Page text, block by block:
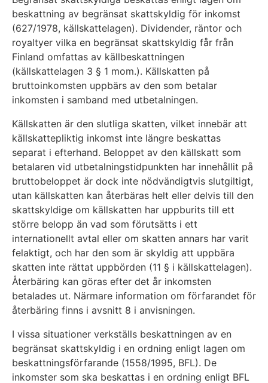
beskattning av begränsat skattskyldig för inkomst
(627/1978, källskattelagen). Dividender, räntor och
royaltyer vilka en begränsat skattskyldig får från
Finland omfattas av källbeskattningen
(källskattelagen 3 § 1 mom.). Källskatten på
bruttoinkomsten uppbärs av den som betalar
inkomsten i samband med utbetalningen.
Källskatten är den slutliga skatten, vilket innebär att
källskattepliktig inkomst inte längre beskattas
separat i efterhand. Beloppet av den källskatt som
betalaren vid utbetalningstidpunkten har innehållit på
bruttobeloppet är dock inte nödvändigtvis slutgiltigt,
utan källskatten kan återbäras helt eller delvis till den
skattskyldige om källskatten har uppburits till ett
större belopp än vad som förutsätts i ett
internationellt avtal eller om skatten annars har varit
felaktigt, och har den som är skyldig att uppbära
skatten inte rättat uppbörden (11 § i källskattelagen).
Återbäring kan göras efter det år inkomsten
betalades ut. Närmare information om förfarandet för
återbäring finns i avsnitt 8 i anvisningen.
I vissa situationer verkställs beskattningen av en
begränsat skattskyldig i en ordning enligt lagen om
beskattningsförfarande (1558/1995, BFL). De
inkomster som ska beskattas i en ordning enligt BFL